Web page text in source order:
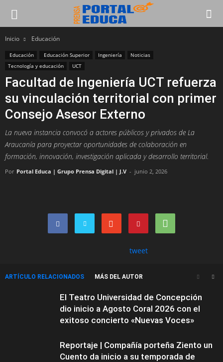
Inicio Educación
Educación Educación Superior Ingeniería
Noticias
Tecnología y educación
UCT
Facultad de Ingeniería UCT refuerza
su vinculación territorial con primer
Consejo Asesor Externo
La nueva instancia convocó a actores públicos y privados de La
Araucanía para proyectar oportunidades de colaboración en
formación, innovación, investigación aplicada y desarrollo territorial.
Por Portal Educa | Grupo Prensa Digital | J.V - junio 2, 2026
tweet
ARTÍCULO RELACIONADOS MÁS DEL AUTOR
El Teatro Universidad de Concepción
dio inicio a Agosto Coral 2026 con el
exitoso concierto «Nuevas Voces»
Reportaje | Compañía porteña Ziento un
Cuento da inicio a su temporada de